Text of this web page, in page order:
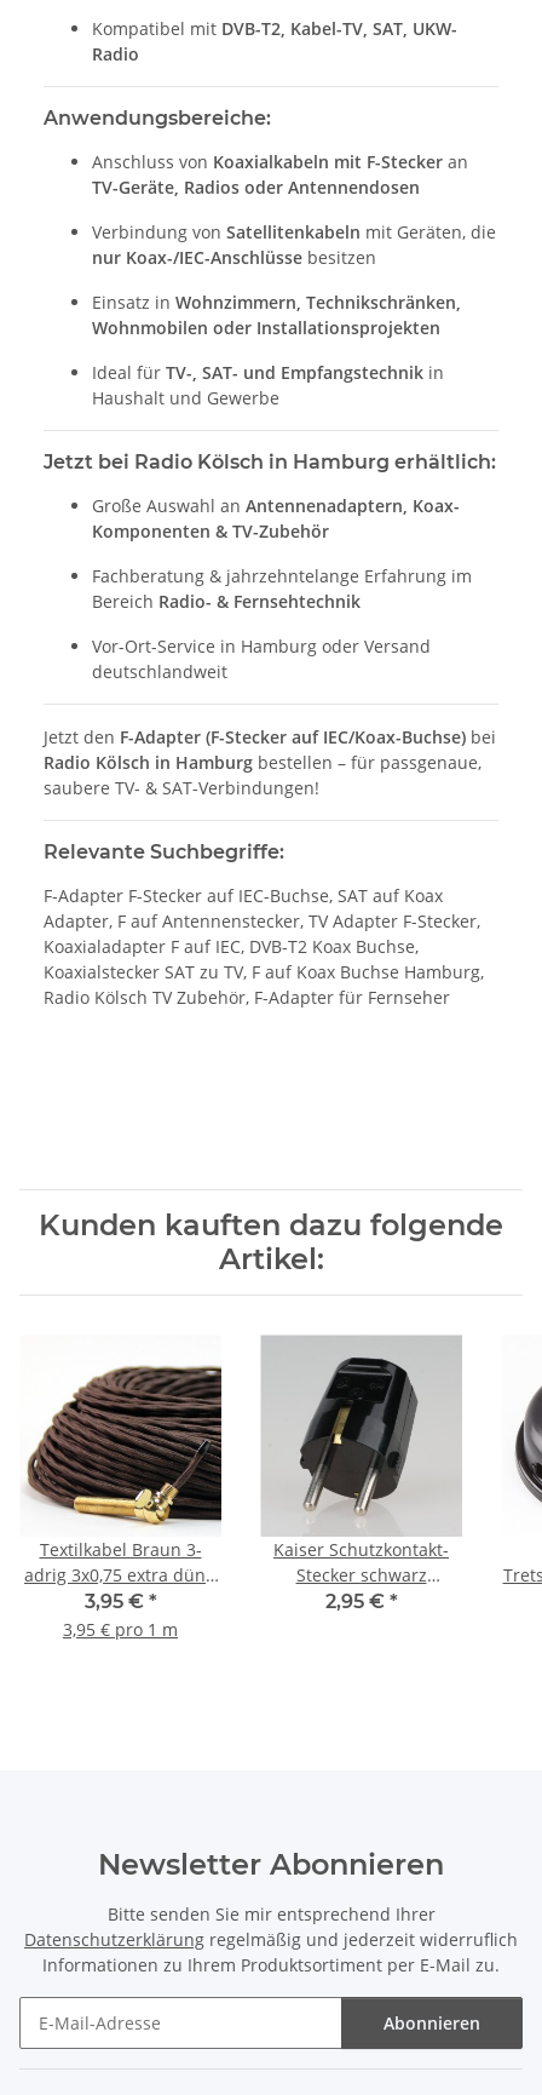
Kompatibel mit DVB-T2, Kabel-TV, SAT, UKW-
Radio
Anwendungsbereiche:
Anschluss von Koaxialkabeln mit F-Stecker an
TV-Geräte, Radios oder Antennendosen
Verbindung von Satellitenkabeln mit Geräten, die
nur Koax-/IEC-Anschlüsse besitzen
Einsatz in Wohnzimmern, Technikschränken,
Wohnmobilen oder Installationsprojekten
Ideal für TV-, SAT- und Empfangstechnik in
Haushalt und Gewerbe
Jetzt bei Radio Kölsch in Hamburg erhältlich:
Große Auswahl an Antennenadaptern, Koax-
Komponenten & TV-Zubehör
Fachberatung & jahrzehntelange Erfahrung im
Bereich Radio- & Fernsehtechnik
Vor-Ort-Service in Hamburg oder Versand
deutschlandweit
Jetzt den F-Adapter (F-Stecker auf IEC/Koax-Buchse) bei
Radio Kölsch in Hamburg bestellen – für passgenaue,
saubere TV- & SAT-Verbindungen!
Relevante Suchbegriffe:
F-Adapter F-Stecker auf IEC-Buchse, SAT auf Koax
Adapter, F auf Antennenstecker, TV Adapter F-Stecker,
Koaxialadapter F auf IEC, DVB-T2 Koax Buchse,
Koaxialstecker SAT zu TV, F auf Koax Buchse Hamburg,
Radio Kölsch TV Zubehör, F-Adapter für Fernseher
Kunden kauften dazu folgende
Artikel:
Textilkabel Braun 3-
adrig 3x0,75 extra dünn
für innere Verkabelung
von Ketten-Lampen
3,95 € *
3,95 € pro 1 m
Kaiser Schutzkontakt-
Stecker schwarz
250V/16A Bakelit Optik
2,95 € *
Newsletter Abonnieren
Bitte senden Sie mir entsprechend Ihrer
Datenschutzerklärung regelmäßig und jederzeit widerruflich
Informationen zu Ihrem Produktsortiment per E-Mail zu.
Abonnieren